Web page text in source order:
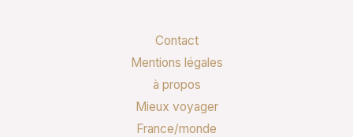
Contact
Mentions légales
à propos
Mieux voyager
France/monde